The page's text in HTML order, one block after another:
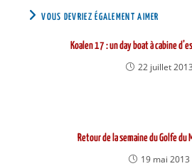
VOUS DEVRIEZ ÉGALEMENT AIMER
Koalen 17 : un day boat à cabine
22 juillet 2013
Retour de la semaine du Golfe du
19 mai 2013